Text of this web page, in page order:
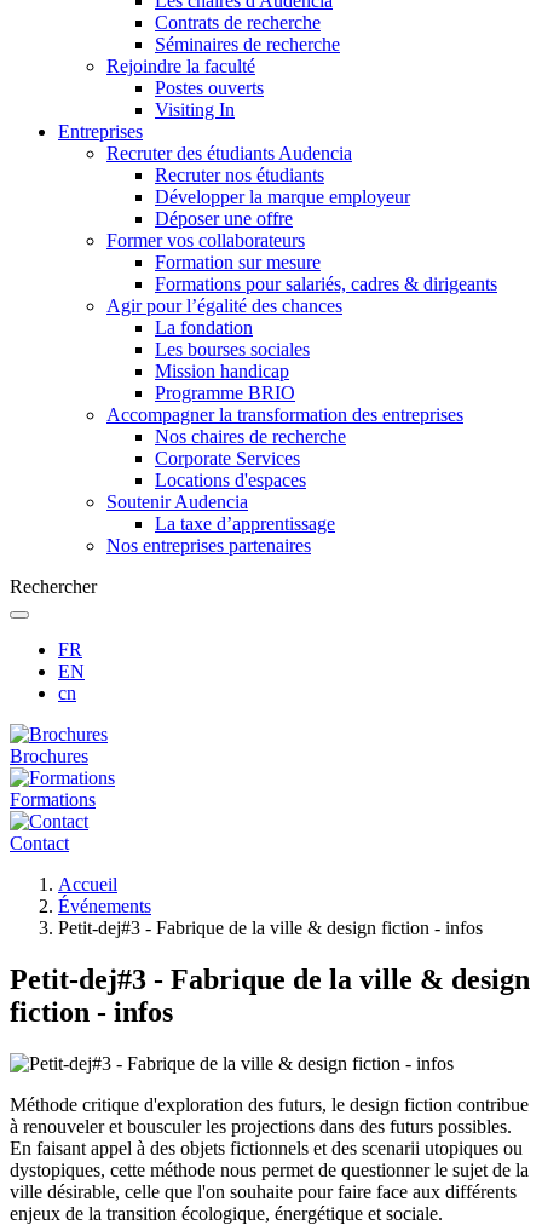
Contrats de recherche
Séminaires de recherche
Rejoindre la faculté
Postes ouverts
Visiting In
Entreprises
Recruter des étudiants Audencia
Recruter nos étudiants
Développer la marque employeur
Déposer une offre
Former vos collaborateurs
Formation sur mesure
Formations pour salariés, cadres & dirigeants
Agir pour l’égalité des chances
La fondation
Les bourses sociales
Mission handicap
Programme BRIO
Accompagner la transformation des entreprises
Nos chaires de recherche
Corporate Services
Locations d'espaces
Soutenir Audencia
La taxe d’apprentissage
Nos entreprises partenaires
Rechercher
FR
EN
cn
Brochures
Formations
Contact
d'Ariane
Accueil
Événements
Petit-dej#3 - Fabrique de la ville & design fiction - infos
Petit-dej#3 - Fabrique de la ville & design
fiction - infos
Méthode critique d'exploration des futurs, le design fiction contribue
à renouveler et bousculer les projections dans des futurs possibles.
En faisant appel à des objets fictionnels et des scenarii utopiques ou
dystopiques, cette méthode nous permet de questionner le sujet de la
ville désirable, celle que l'on souhaite pour faire face aux différents
enjeux de la transition écologique, énergétique et sociale.